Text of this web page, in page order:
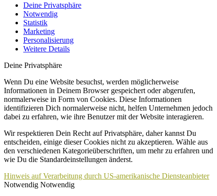
Deine Privatsphäre
Notwendig
Statistik
Marketing
Personalisierung
Weitere Details
Deine Privatsphäre
Wenn Du eine Website besuchst, werden möglicherweise
Informationen in Deinem Browser gespeichert oder abgerufen,
normalerweise in Form von Cookies. Diese Informationen
identifizieren Dich normalerweise nicht, helfen Unternehmen jedoch
dabei zu erfahren, wie ihre Benutzer mit der Website interagieren.
Wir respektieren Dein Recht auf Privatsphäre, daher kannst Du
entscheiden, einige dieser Cookies nicht zu akzeptieren. Wähle aus
den verschiedenen Kategorieüberschriften, um mehr zu erfahren und
wie Du die Standardeinstellungen änderst.
Hinweis auf Verarbeitung durch US-amerikanische Diensteanbieter
Notwendig Notwendig